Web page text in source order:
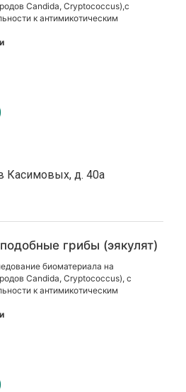
Candida, Cryptococcus),с
к антимикотическим
Касимовых, д. 40а
грибы (эякулят)
биоматериала на
Candida, Cryptococcus), с
к антимикотическим